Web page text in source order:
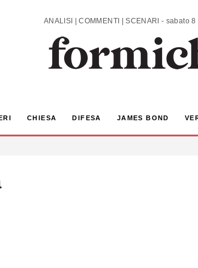
ANALISI | COMMENTI
CHIESA DIFESA JAMES BOND